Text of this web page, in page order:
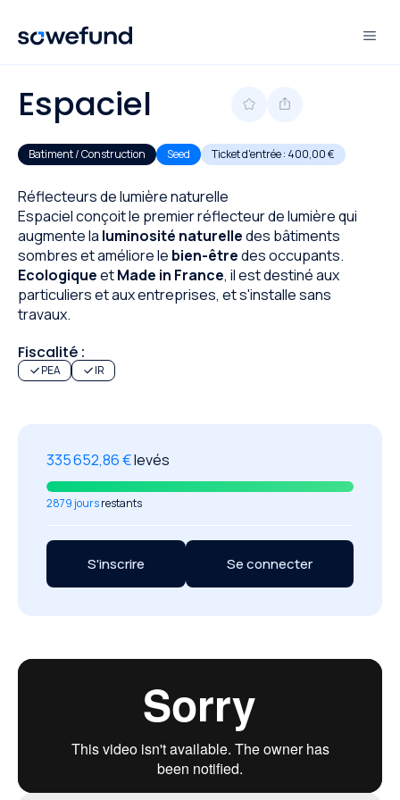
Espaciel
Batiment / Construction Seed Ticket d'entrée : 400,00 €
Fiscalité :
PEA IR
Réflecteurs de lumière naturelle
Espaciel conçoit le premier réflecteur de lumière qui
augmente la luminosité naturelledes bâtiments
sombres et améliore le bien-êtredes occupants.
EcologiqueetMade in France, il est destiné aux
particuliers et aux entreprises, et s'installe sans
travaux.
335 652,86 €levés
2879 joursrestants
S'inscrire Se connecter